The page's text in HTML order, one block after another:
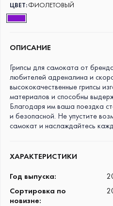
ЦВЕТ:ФИОЛЕТОВЫЙ
ОПИСАНИЕ
Грипсы для самоката от
любителей адреналина и
высококачественные грипсы
материалов и способны
Благодаря им ваша поездка
и безопасной. Не упустите
самокат и наслаждайтесь
ХАРАКТЕРИСТИКИ
Год выпуска:
Сортировка по
новизне: